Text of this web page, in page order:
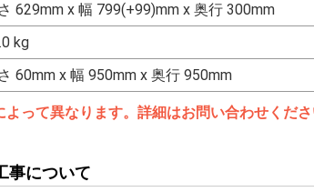
629mm x 幅 799(+99)mm x 奥行 300mm
kg
60mm x 幅 950mm x 奥行 950mm
よって異なります。詳細はお問い合わせくだ
について